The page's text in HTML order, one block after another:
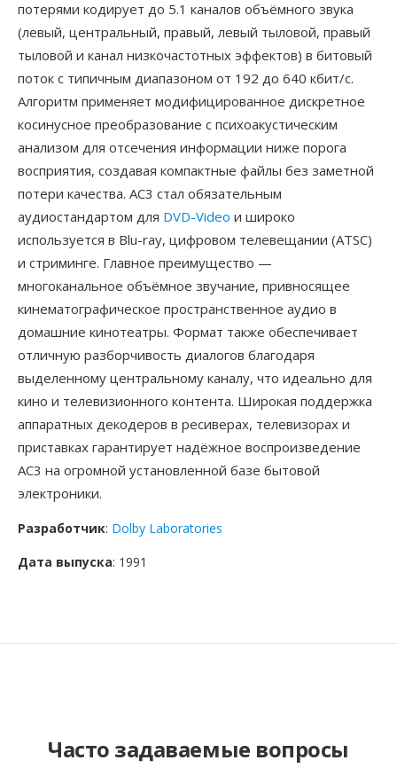
потерями кодирует до 5.1 каналов объёмного звука
(левый, центральный, правый, левый тыловой, правый
тыловой и канал низкочастотных эффектов) в битовый
поток с типичным диапазоном от 192 до 640 кбит/с.
Алгоритм применяет модифицированное дискретное
косинусное преобразование с психоакустическим
анализом для отсечения информации ниже порога
восприятия, создавая компактные файлы без заметной
потери качества. AC3 стал обязательным
аудиостандартом для DVD-Video и широко
используется в Blu-ray, цифровом телевещании (ATSC)
и стриминге. Главное преимущество —
многоканальное объёмное звучание, привносящее
кинематографическое пространственное аудио в
домашние кинотеатры. Формат также обеспечивает
отличную разборчивость диалогов благодаря
выделенному центральному каналу, что идеально для
кино и телевизионного контента. Широкая поддержка
аппаратных декодеров в ресиверах, телевизорах и
приставках гарантирует надёжное воспроизведение
AC3 на огромной установленной базе бытовой
электроники.
Разработчик: Dolby Laboratories
Дата выпуска: 1991
Часто задаваемые вопросы